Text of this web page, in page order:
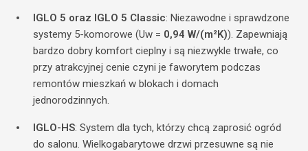
IGLO 5 oraz IGLO 5 Classic: Niezawodne i sprawdzone
systemy 5-komorowe (Uw = 0,94 W/(m²K)). Zapewniają
bardzo dobry komfort cieplny i są niezwykle trwałe, co
przy atrakcyjnej cenie czyni je faworytem podczas
remontów mieszkań w blokach i domach
jednorodzinnych.
IGLO-HS: System dla tych, którzy chcą zaprosić ogród
do salonu. Wielkogabarytowe drzwi przesuwne są nie